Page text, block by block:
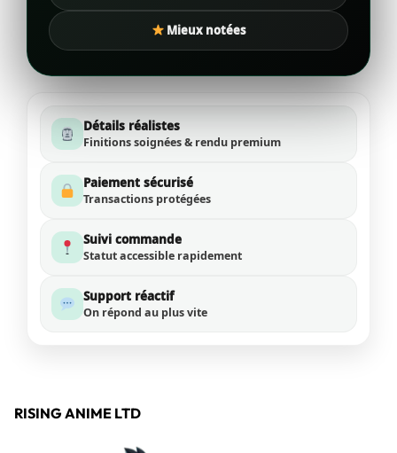
Mieux notées
Détails réalistes
Finitions soignées & rendu premium
Paiement sécurisé
Transactions protégées
Suivi commande
Statut accessible rapidement
Support réactif
On répond au plus vite
RISING ANIME LTD